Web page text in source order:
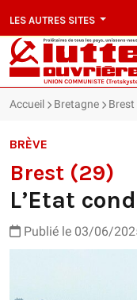
LES AUTRES SITES
Accueil Bretagne Brest
BRÈVE
Brest (29)
L’Etat
Publié le 03/06/